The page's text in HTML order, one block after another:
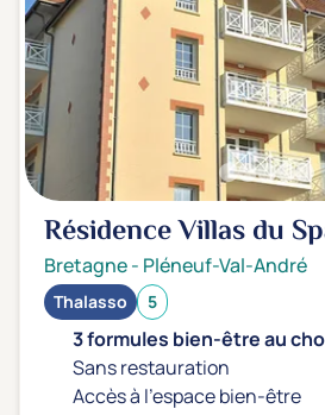
Résidence Villas du
Bretagne- Pléneuf-Val-André
Thalasso 5
3 formules bien-être au
Sans restauration
Accès à l'espace bien-être